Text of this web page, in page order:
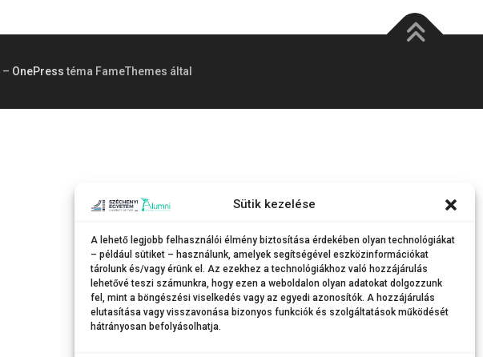
Sütik kezelése
A lehető legjobb felhasználói élmény biztosítása érdekében olyan technológiákat
– például sütiket – használunk, amelyek segítségével eszközinformációkat
tárolunk és/vagy érünk el. Az ezekhez a technológiákhoz való hozzájárulás
lehetővé teszi számunkra, hogy ezen a weboldalon olyan adatokat dolgozzunk
fel, mint a böngészési viselkedés vagy az egyedi azonosítók. A hozzájárulás
elutasítása vagy visszavonása bizonyos funkciók és szolgáltatások működését
hátrányosan befolyásolhatja.
– OnePresstéma FameThemes által